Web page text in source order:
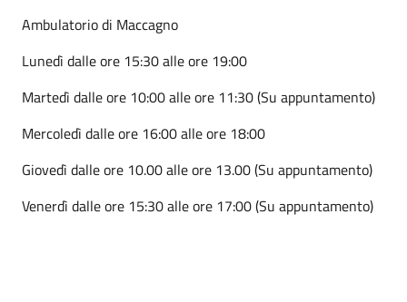
Ambulatorio di Maccagno
Lunedì dalle ore 15:30 alle ore 19:00
Martedì dalle ore 10:00 alle ore 11:30 (Su appuntamento)
Mercoledì dalle ore 16:00 alle ore 18:00
Giovedì dalle ore 10.00 alle ore 13.00 (Su appuntamento)
Venerdì dalle ore 15:30 alle ore 17:00 (Su appuntamento)